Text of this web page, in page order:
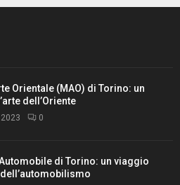
Orientale (MAO) di Torino: un
dell’Oriente
0
di Torino: un viaggio